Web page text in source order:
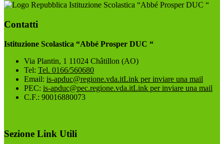
Istituzione Scolastica “Abbé Prosper DUC “
Contatti
Istituzione Scolastica “Abbé Prosper DUC “
Via Plantin, 1 11024 Châtillon (AO)
Tel: Tel. 0166/560680
Email: is-apduc@regione.vda.itLink per inviare una mail
PEC: is-apduc@pec.regione.vda.itLink per inviare una mail
C.F.: 90016880073
Sezione Link Utili